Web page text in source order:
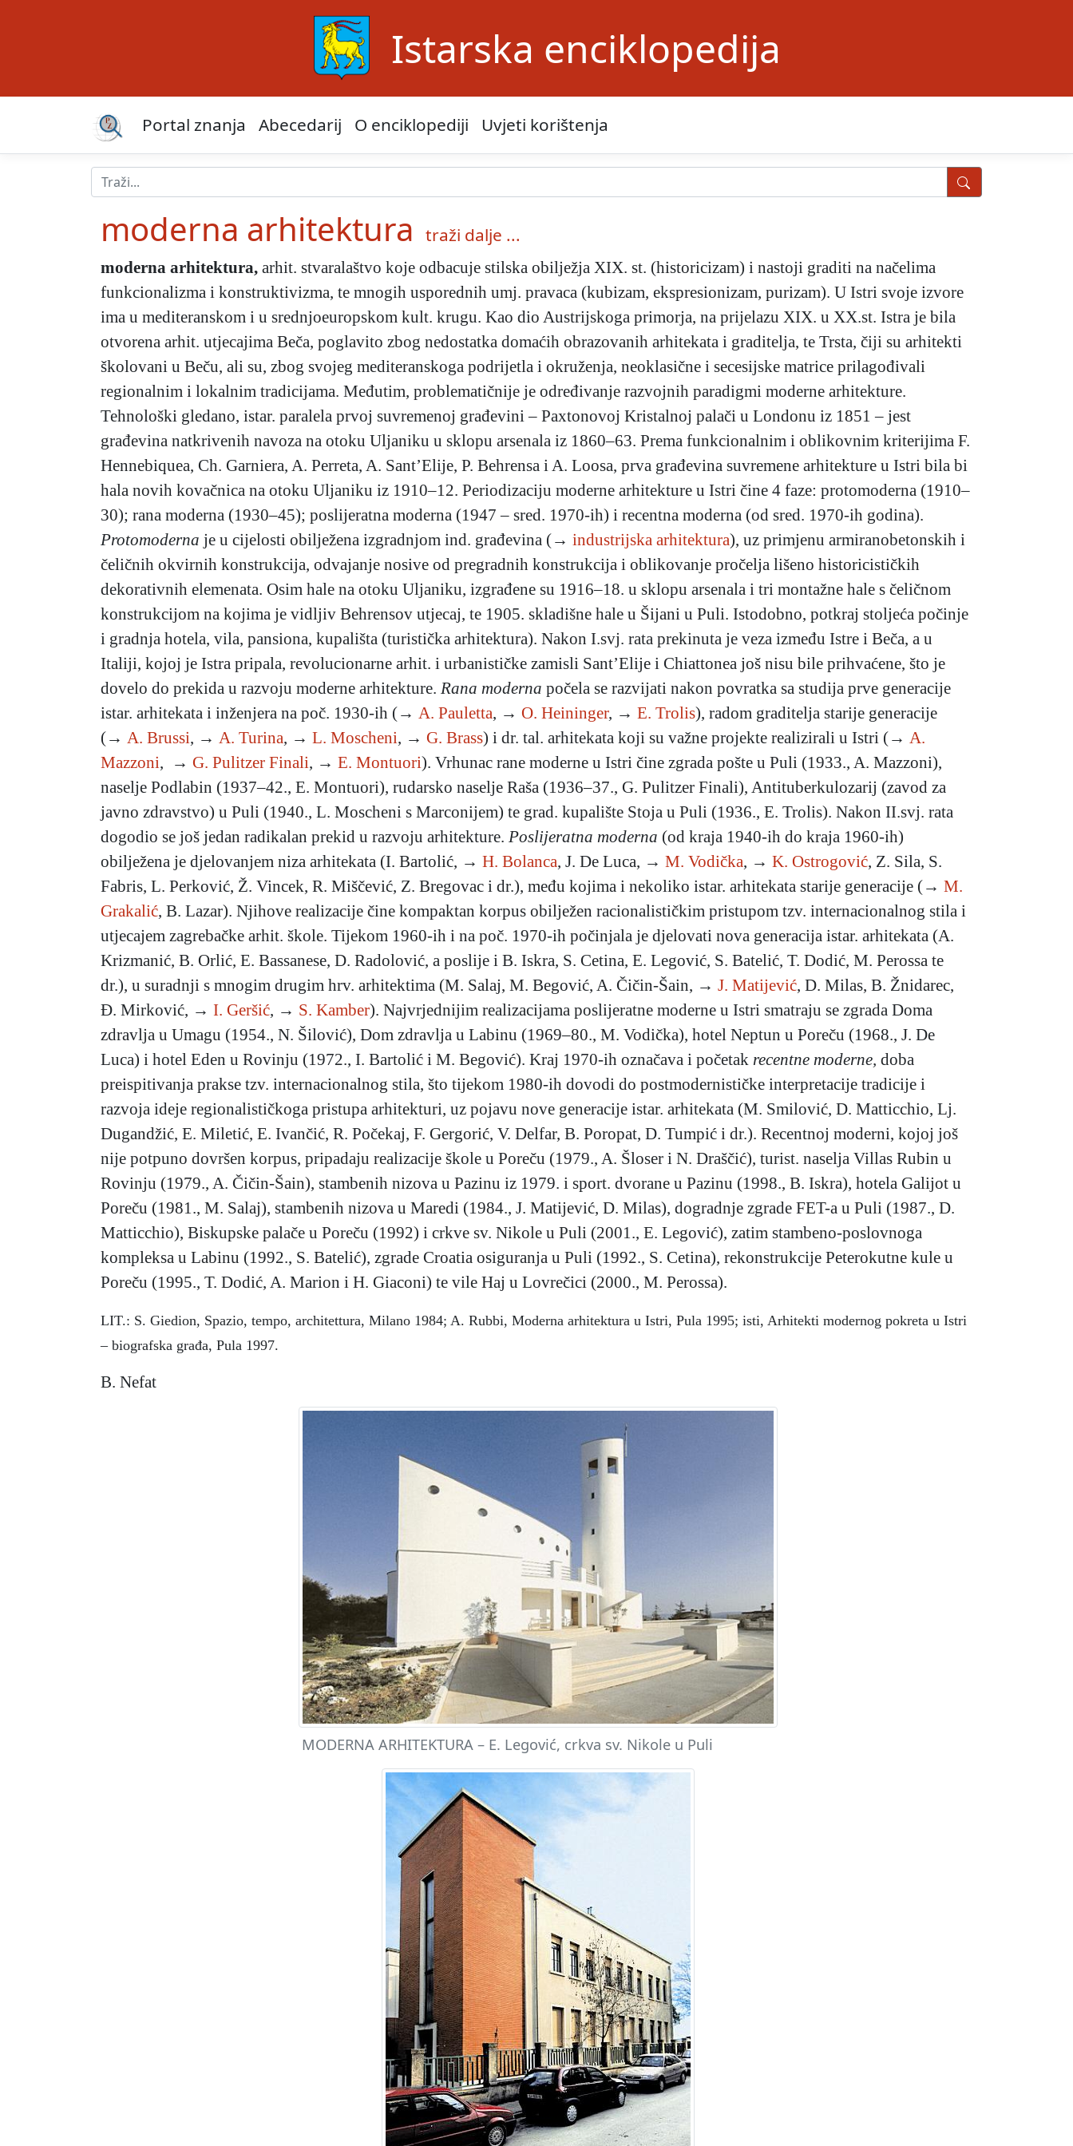
Istarska enciklopedija
Portal znanja Abecedarij O enciklopediji Uvjeti korištenja
moderna arhitektura traži dalje ...
moderna arhitektura, arhit. stvaralaštvo koje odbacuje stilska obilježja XIX. st. (historicizam) i nastoji graditi na načelima
funkcionalizma i konstruktivizma, te mnogih usporednih umj. pravaca (kubizam, ekspresionizam, purizam). U Istri svoje izvore
ima u mediteranskom i u srednjoeuropskom kult. krugu. Kao dio Austrijskoga primorja, na prijelazu XIX. u XX.st. Istra je bila
otvorena arhit. utjecajima Beča, poglavito zbog nedostatka domaćih obrazovanih arhitekata i graditelja, te Trsta, čiji su arhitekti
školovani u Beču, ali su, zbog svojeg mediteranskoga podrijetla i okruženja, neoklasične i secesijske matrice prilagođivali
regionalnim i lokalnim tradicijama. Međutim, problematičnije je određivanje razvojnih paradigmi moderne arhitekture.
Tehnološki gledano, istar. paralela prvoj suvremenoj građevini – Paxtonovoj Kristalnoj palači u Londonu iz 1851 – jest
građevina natkrivenih navoza na otoku Uljaniku u sklopu arsenala iz 1860–63. Prema funkcionalnim i oblikovnim kriterijima F.
Hennebiquea, Ch. Garniera, A. Perreta, A. Sant’Elije, P. Behrensa i A. Loosa, prva građevina suvremene arhitekture u Istri bila bi
hala novih kovačnica na otoku Uljaniku iz 1910–12. Periodizaciju moderne arhitekture u Istri čine 4 faze: protomoderna (1910–
30); rana moderna (1930–45); poslijeratna moderna (1947 – sred. 1970-ih) i recentna moderna (od sred. 1970-ih godina).
Protomoderna je u cijelosti obilježena izgradnjom ind. građevina (→ industrijska arhitektura), uz primjenu armiranobetonskih i
čeličnih okvirnih konstrukcija, odvajanje nosive od pregradnih konstrukcija i oblikovanje pročelja lišeno historicističkih
dekorativnih elemenata. Osim hale na otoku Uljaniku, izgrađene su 1916–18. u sklopu arsenala i tri montažne hale s čeličnom
konstrukcijom na kojima je vidljiv Behrensov utjecaj, te 1905. skladišne hale u Šijani u Puli. Istodobno, potkraj stoljeća počinje
i gradnja hotela, vila, pansiona, kupališta (turistička arhitektura). Nakon I.svj. rata prekinuta je veza između Istre i Beča, a u
Italiji, kojoj je Istra pripala, revolucionarne arhit. i urbanističke zamisli Sant’Elije i Chiattonea još nisu bile prihvaćene, što je
dovelo do prekida u razvoju moderne arhitekture. Rana moderna počela se razvijati nakon povratka sa studija prve generacije
istar. arhitekata i inženjera na poč. 1930-ih (→ A. Pauletta, → O. Heininger, → E. Trolis), radom graditelja starije generacije
(→ A. Brussi, → A. Turina, → L. Moscheni, → G. Brass) i dr. tal. arhitekata koji su važne projekte realizirali u Istri (→ A.
Mazzoni, → G. Pulitzer Finali, → E. Montuori). Vrhunac rane moderne u Istri čine zgrada pošte u Puli (1933., A. Mazzoni),
naselje Podlabin (1937–42., E. Montuori), rudarsko naselje Raša (1936–37., G. Pulitzer Finali), Antituberkulozarij (zavod za
javno zdravstvo) u Puli (1940., L. Moscheni s Marconijem) te grad. kupalište Stoja u Puli (1936., E. Trolis). Nakon II.svj. rata
dogodio se još jedan radikalan prekid u razvoju arhitekture. Poslijeratna moderna (od kraja 1940-ih do kraja 1960-ih)
obilježena je djelovanjem niza arhitekata (I. Bartolić, → H. Bolanca, J. De Luca, → M. Vodička, → K. Ostrogović, Z. Sila, S.
Fabris, L. Perković, Ž. Vincek, R. Miščević, Z. Bregovac i dr.), među kojima i nekoliko istar. arhitekata starije generacije (→ M.
Grakalić, B. Lazar). Njihove realizacije čine kompaktan korpus obilježen racionalističkim pristupom tzv. internacionalnog stila i
utjecajem zagrebačke arhit. škole. Tijekom 1960-ih i na poč. 1970-ih počinjala je djelovati nova generacija istar. arhitekata (A.
Krizmanić, B. Orlić, E. Bassanese, D. Radolović, a poslije i B. Iskra, S. Cetina, E. Legović, S. Batelić, T. Dodić, M. Perossa te
dr.), u suradnji s mnogim drugim hrv. arhitektima (M. Salaj, M. Begović, A. Čičin-Šain, → J. Matijević, D. Milas, B. Žnidarec,
Đ. Mirković, → I. Geršić, → S. Kamber). Najvrjednijim realizacijama poslijeratne moderne u Istri smatraju se zgrada Doma
zdravlja u Umagu (1954., N. Šilović), Dom zdravlja u Labinu (1969–80., M. Vodička), hotel Neptun u Poreču (1968., J. De
Luca) i hotel Eden u Rovinju (1972., I. Bartolić i M. Begović). Kraj 1970-ih označava i početak recentne moderne, doba
preispitivanja prakse tzv. internacionalnog stila, što tijekom 1980-ih dovodi do postmodernističke interpretacije tradicije i
razvoja ideje regionalističkoga pristupa arhitekturi, uz pojavu nove generacije istar. arhitekata (M. Smilović, D. Matticchio, Lj.
Dugandžić, E. Miletić, E. Ivančić, R. Počekaj, F. Gergorić, V. Delfar, B. Poropat, D. Tumpić i dr.). Recentnoj moderni, kojoj još
nije potpuno dovršen korpus, pripadaju realizacije škole u Poreču (1979., A. Šloser i N. Draščić), turist. naselja Villas Rubin u
Rovinju (1979., A. Čičin-Šain), stambenih nizova u Pazinu iz 1979. i sport. dvorane u Pazinu (1998., B. Iskra), hotela Galijot u
Poreču (1981., M. Salaj), stambenih nizova u Maredi (1984., J. Matijević, D. Milas), dogradnje zgrade FET-a u Puli (1987., D.
Matticchio), Biskupske palače u Poreču (1992) i crkve sv. Nikole u Puli (2001., E. Legović), zatim stambeno-poslovnoga
kompleksa u Labinu (1992., S. Batelić), zgrade Croatia osiguranja u Puli (1992., S. Cetina), rekonstrukcije Peterokutne kule u
Poreču (1995., T. Dodić, A. Marion i H. Giaconi) te vile Haj u Lovrečici (2000., M. Perossa).
LIT.: S. Giedion, Spazio, tempo, architettura, Milano 1984; A. Rubbi, Moderna arhitektura u Istri, Pula 1995; isti, Arhitekti modernog pokreta u Istri
– biografska građa, Pula 1997.
B. Nefat
MODERNA ARHITEKTURA – E. Legović, crkva sv. Nikole u Puli